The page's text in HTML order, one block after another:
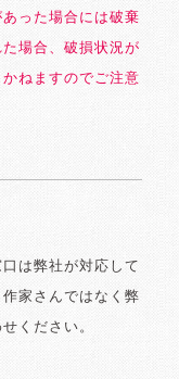
った場合には破棄
場合、破損状況が
ねますのでご注意
は弊社が対応して
家さんではなく弊
ください。